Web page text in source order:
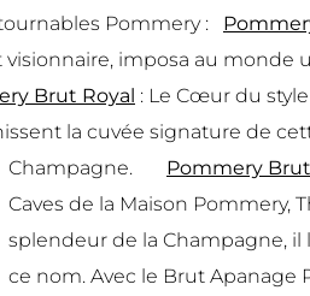
Pommery :
imposa au monde
Brut Royal : Le Cœur du
la cuvée signature de
Champagne. Pommery
Caves de la Maison Pommery,
splendeur de la Champagne,
ce nom. Avec le Brut Apanage